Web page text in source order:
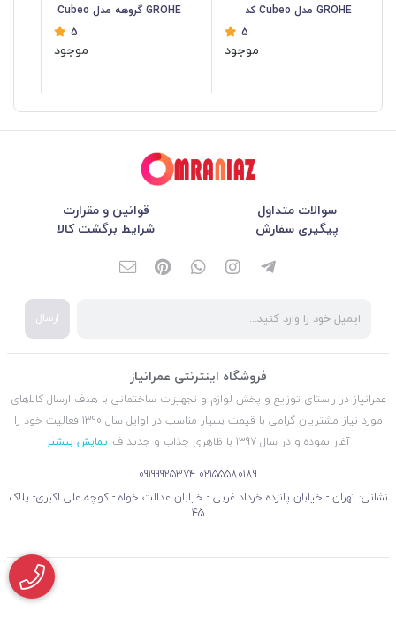
GROHE مدل Cubeo کد
5
موجود
GROHE گروهه مدل Cubeo
5
موجود
سوالات متداول
قوانین و مقرارت
پیگیری سفارش
شرایط برگشت کالا
ارسال
فروشگاه اینترنتی عمرانیاز
عمرانیاز در راستای توزیع و پخش لوازم و تجهیزات ساختمانی با هدف ارسال کالاهای
مورد نیاز مشتریان گرامی با قیمت بسیار مناسب در اوایل سال 1390 فعالیت خود را
آغاز نموده و در سال 1397 با ظاهری جذاب و جدید ف
نمایش بیشتر
02155580189
09199925374
نشانی: تهران - خیابان پانزده خرداد غربی - خیابان عدالت خواه - کوچه علی اکبری- پلاک
45